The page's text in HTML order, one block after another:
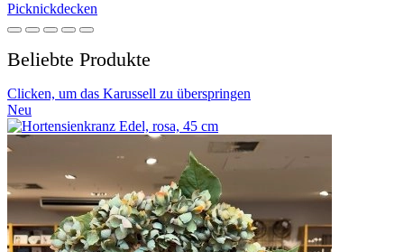
Picknickdecken
Beliebte Produkte
Clicken, um das Karussell zu überspringen
Neu